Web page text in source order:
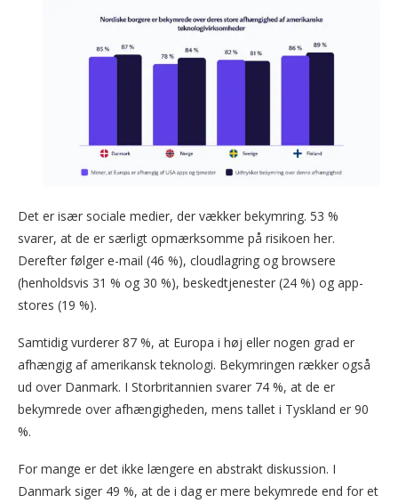
Det er især sociale medier, der vækker bekymring. 53 %
svarer, at de er særligt opmærksomme på risikoen her.
Derefter følger e-mail (46 %), cloudlagring og browsere
(henholdsvis 31 % og 30 %), beskedtjenester (24 %) og app-
stores (19 %).
Samtidig vurderer 87 %, at Europa i høj eller nogen grad er
afhængig af amerikansk teknologi. Bekymringen rækker også
ud over Danmark. I Storbritannien svarer 74 %, at de er
bekymrede over afhængigheden, mens tallet i Tyskland er 90
%.
For mange er det ikke længere en abstrakt diskussion. I
Danmark siger 49 %, at de i dag er mere bekymrede end for et